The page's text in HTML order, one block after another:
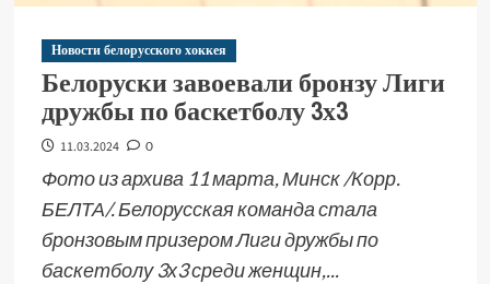
Новости белорусского хоккея
Белоруски завоевали бронзу Лиги
дружбы по баскетболу 3х3
11.03.2024 0
Фото из архива 11 марта, Минск /Корр.
БЕЛТА/. Белорусская команда стала
бронзовым призером Лиги дружбы по
баскетболу 3х3 среди женщин,...